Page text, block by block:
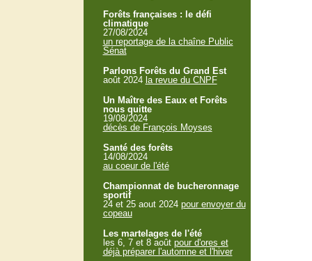
Forêts françaises : le défi
climatique
27/08/2024
un reportage de la chaîne Public
Sénat
Parlons Forêts du Grand Est
août 2024 la revue du CNPF
Un Maître des Eaux et Forêts
nous quitte
19/08/2024
décès de François Moyses
Santé des forêts
14/08/2024
au coeur de l'été
Championnat de bucheronnage
sportif
24 et 25 aout 2024 pour envoyer du
copeau
Les martelages de l'été
les 6, 7 et 8 août pour d'ores et
déjà préparer l'automne et l'hiver